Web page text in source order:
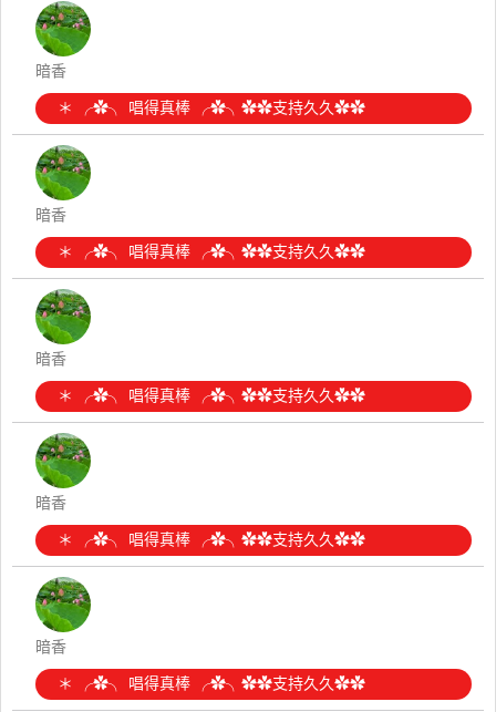
暗香
＊ ╭✿╮ 唱得真棒 ╭✿╮✿✿支持久久✿✿
暗香
＊ ╭✿╮ 唱得真棒 ╭✿╮✿✿支持久久✿✿
暗香
＊ ╭✿╮ 唱得真棒 ╭✿╮✿✿支持久久✿✿
暗香
＊ ╭✿╮ 唱得真棒 ╭✿╮✿✿支持久久✿✿
暗香
＊ ╭✿╮ 唱得真棒 ╭✿╮✿✿支持久久✿✿